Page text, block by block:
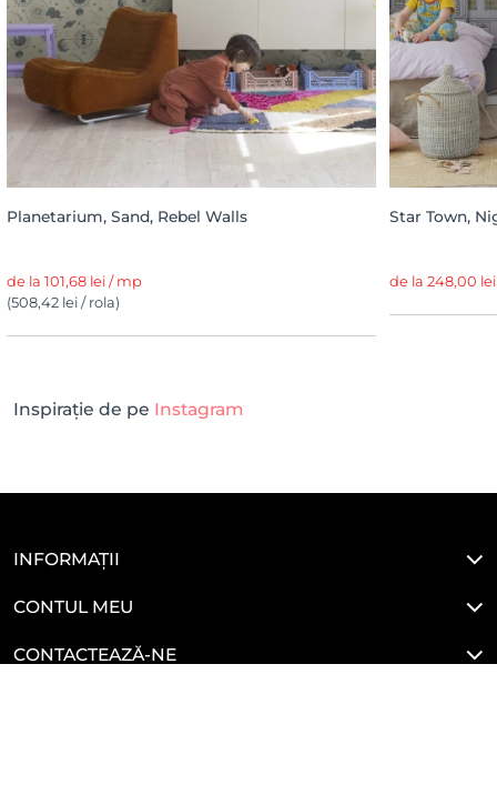
Planetarium, Sand, Rebel Walls
de la 101,68 lei / mp
(508,42 lei / rola)
Star Town,
de la 248,00
Inspirație de pe Instagram
INFORMAȚII
CONTUL MEU
CONTACTEAZĂ-NE